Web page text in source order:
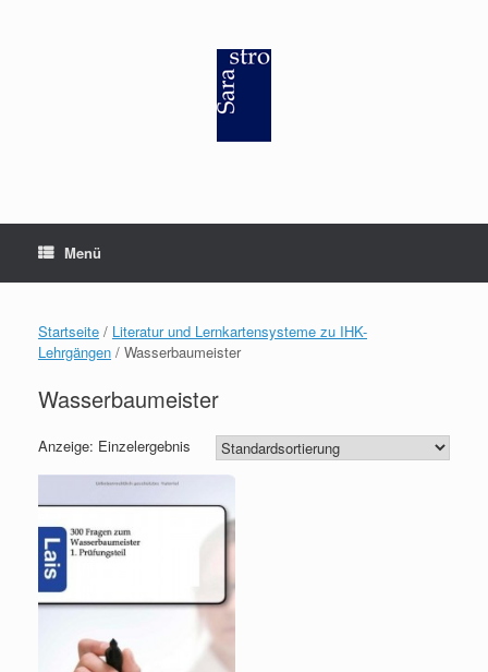
Menü
Startseite / Literatur und Lernkartensysteme zu IHK-
Lehrgängen / Wasserbaumeister
Wasserbaumeister
Anzeige: Einzelergebnis